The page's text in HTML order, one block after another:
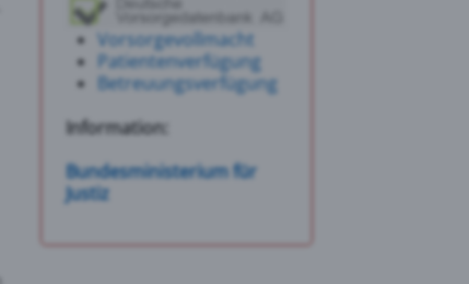
Vorsorgevollmacht
Patientenverfügung
Betreuungsverfügung
Information:
Bundesministerium für
Justiz